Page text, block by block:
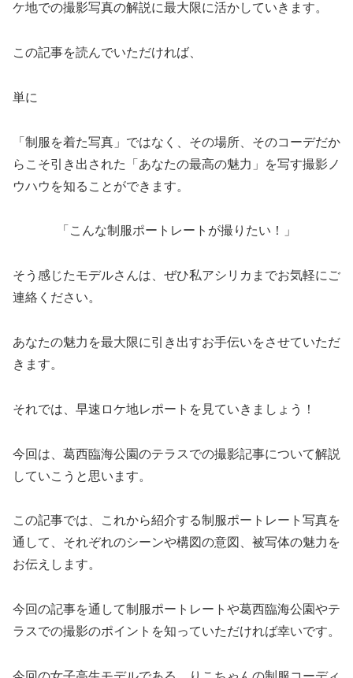
ケ地での撮影写真の解説に最大限に活かしていきます。
この記事を読んでいただければ、
単に
「制服を着た写真」ではなく、その場所、そのコーデだか
らこそ引き出された「あなたの最高の魅力」を写す撮影ノ
ウハウを知ることができます。
「こんな制服ポートレートが撮りたい！」
そう感じたモデルさんは、ぜひ私アシリカまでお気軽にご
連絡ください。
あなたの魅力を最大限に引き出すお手伝いをさせていただ
きます。
それでは、早速ロケ地レポートを見ていきましょう！
今回は、葛西臨海公園のテラスでの撮影記事について解説
していこうと思います。
この記事では、これから紹介する制服ポートレート写真を
通して、それぞれのシーンや構図の意図、被写体の魅力を
お伝えします。
今回の記事を通して制服ポートレートや葛西臨海公園やテ
ラスでの撮影のポイントを知っていただければ幸いです。